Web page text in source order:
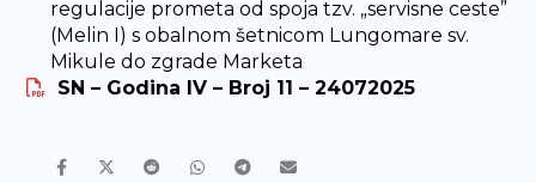
regulacije prometa od spoja tzv. „servisne ceste”
(Melin I) s obalnom šetnicom Lungomare sv.
Mikule do zgrade Marketa
SN – Godina IV – Broj 11 – 24072025